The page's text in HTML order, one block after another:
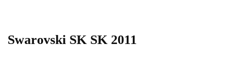
Swarovski SK SK 2011